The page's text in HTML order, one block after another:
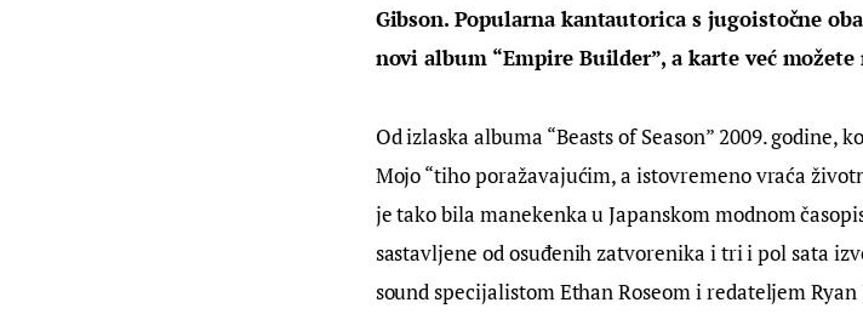
Gibson. Popularna kantautorica s jugoistočne
novi album “Empire Builder”, a karte već
Od izlaska albuma “Beasts of Season” 2009. godine,
Mojo “tiho poražavajućim, a istovremeno vraća
je tako bila manekenka u Japanskom modnom
sastavljene od osuđenih zatvorenika i tri i pol sata
sound specijalistom Ethan Roseom i redateljem